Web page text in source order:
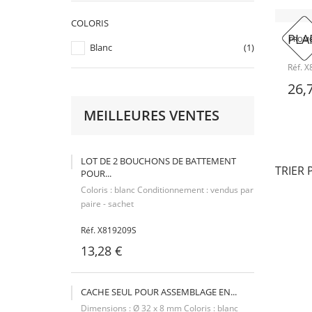
COLORIS
Blanc
(1)
MEILLEURES VENTES
LOT DE 2 BOUCHONS DE BATTEMENT
POUR...
Coloris : blanc Conditionnement : vendus par
paire - sachet
Réf. X819209S
13,28 €
CACHE SEUL POUR ASSEMBLAGE EN...
Dimensions : Ø 32 x 8 mm Coloris : blanc
Réf.
TRIER